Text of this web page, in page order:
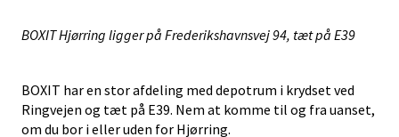
BOXIT Hjørring ligger på Frederikshavnsvej 94, tæt på E39
BOXIT har en stor afdeling med depotrum i krydset ved
Ringvejen og tæt på E39. Nem at komme til og fra uanset,
om du bor i eller uden for Hjørring.